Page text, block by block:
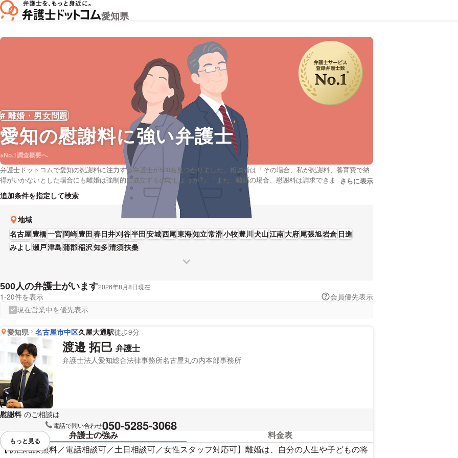
愛知県
# 離婚・男女問題
愛知の慰謝料に強い弁護士
※No.1調査概要へ
弁護士ドットコムで愛知の慰謝料に注力する弁護士が500名見つかりました。相談者は「その場合、私が慰謝料、養育費で納
得がいかないとした場合にも離婚は強制的に成立するのでしょうか?」「また、離婚の場合、慰謝料は請求できますか?」と
いった質問をもっております。弁護士ドットコムでは無料の法律相談「みんなの法律相談」に回答している愛知の弁護士や弁
護士費用を後払いで応対してくれる弁護士など、様々な希望の条件で探すことができます。具体的には「レビューが高い慰謝
料が得意な弁護士や弁護士の選び方は詳しくリサーチしたけれど、愛知周辺の法律事務所の弁護士を実績で検討したい」など
の要望にも応えることができます。弁護士の中には「「まだ弁護士をつけるのは、早い、でもいつでも法律のことを聞ける人
がいればいい、だとしても相談料を毎回払うのも気が引ける・・・」そのような場合に対処できるよう、アドバイス契約を用
意しました。」とおっしゃる方もおります。慰謝料のトラブルに巻き込まれている方は成功報酬金額や英語などの対応言語な
どの条件を考慮して、条件に沿う弁護士に問合せをしてみてください。
説明文の省略された情報を
さらに表示
追加条件を指定して検索
地域
名古屋豊橋一宮岡崎豊田春日井刈谷半田安城西尾東海知立常滑小牧豊川 犬山江南大府尾張旭岩倉 日進
みよし瀬戸津島蒲郡稲沢知多清須扶桑
500人の弁護士がいます2026年8月8日現在
1-20件を表示
会員優先表示
現在営業中を優先表示
愛知県 名古屋市中区久屋大通駅徒歩9分
渡邉 拓巳 弁護士
弁護士法人愛知総合法律事務所名古屋丸の内本部事務所
慰謝料 のご相談は
電話で問い合わせ050-5285-3068
弁護士の強み
料金表
【初回相談無料／電話相談可／土日相談可／女性スタッフ対応可】離婚は、自分の人生や子どもの将
視覚的に省略されている要素を
もっと見る